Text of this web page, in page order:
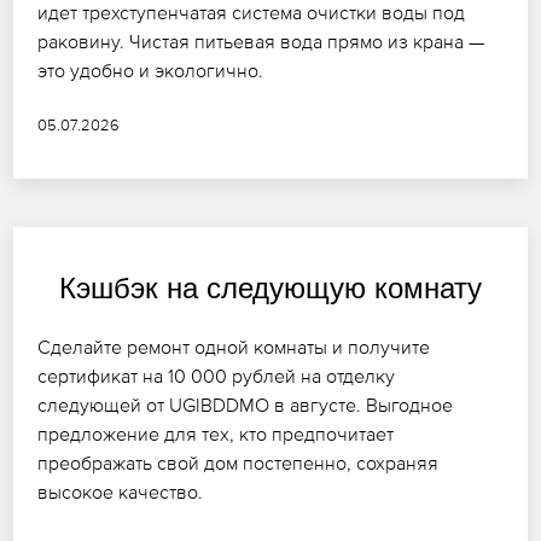
идет трехступенчатая система очистки воды под
раковину. Чистая питьевая вода прямо из крана —
это удобно и экологично.
05.07.2026
Кэшбэк на следующую комнату
Сделайте ремонт одной комнаты и получите
сертификат на 10 000 рублей на отделку
следующей от UGIBDDMO в августе. Выгодное
предложение для тех, кто предпочитает
преображать свой дом постепенно, сохраняя
высокое качество.